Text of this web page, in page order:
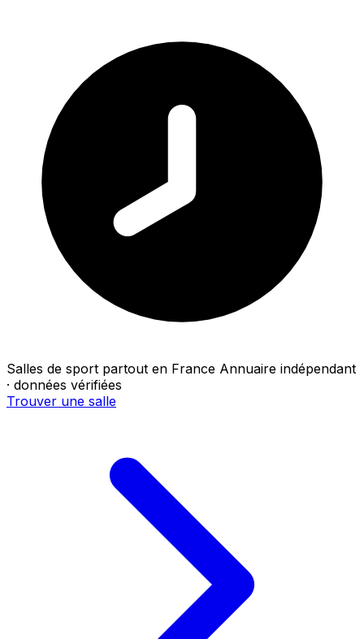
Salles de sport partout en France Annuaire indépendant
· données vérifiées
Trouver une salle